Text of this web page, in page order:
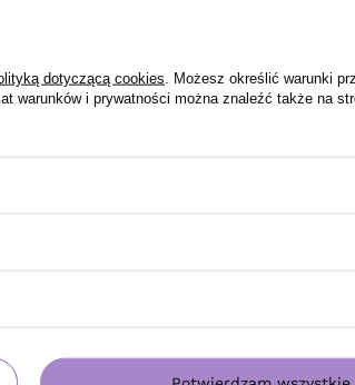
dotyczącą cookies . Możesz określić warunki
warunków i prywatności można znaleźć także na